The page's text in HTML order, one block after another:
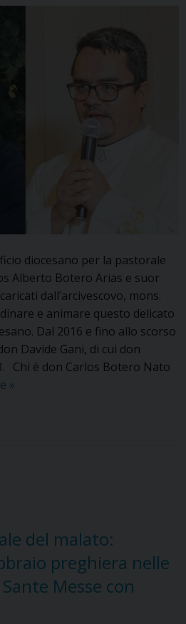
diocesano per la pastorale
Alberto Botero Arias e suor
dall’arcivescovo, mons.
e animare questo delicato
Dal 2016 e fino allo scorso
Davide Gani, di cui don
Chi è don Carlos Botero Nato
Don
dell’Ufficio
diocesano
per
la
»
del malato:
preghiera nelle
Messe con